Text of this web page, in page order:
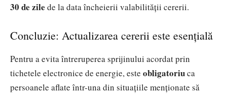
30 de zile de la data încheierii valabilității cererii.
Concluzie: Actualizarea cererii este esențială
Pentru a evita întreruperea sprijinului acordat prin
tichetele electronice de energie, este obligatoriuca
persoanele aflate într-una din situațiile menționate să